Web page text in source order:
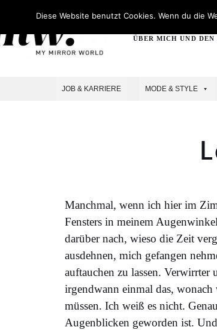
ÜBER MICH UND DEN
JOB & KARRIERE MODE & STYLE
Manchmal, wenn ich hier im
Fensters in meinem
darüber nach, wieso die Zeit
ausdehnen, mich gefangen
auftauchen zu lassen.
irgendwann einmal das,
müssen. Ich weiß es nicht.
Augenblicken geworden ist.
Diese Website benutzt Cookies. Wenn du die